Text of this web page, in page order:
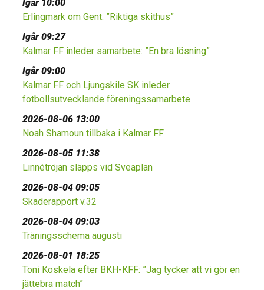
Igår 10:00
Erlingmark om Gent: ”Riktiga skithus”
Igår 09:27
Kalmar FF inleder samarbete: ”En bra lösning”
Igår 09:00
Kalmar FF och Ljungskile SK inleder
fotbollsutvecklande föreningssamarbete
2026-08-06 13:00
Noah Shamoun tillbaka i Kalmar FF
2026-08-05 11:38
Linnétröjan släpps vid Sveaplan
2026-08-04 09:05
Skaderapport v.32
2026-08-04 09:03
Träningsschema augusti
2026-08-01 18:25
Toni Koskela efter BKH-KFF: ”Jag tycker att vi gör en
jättebra match”